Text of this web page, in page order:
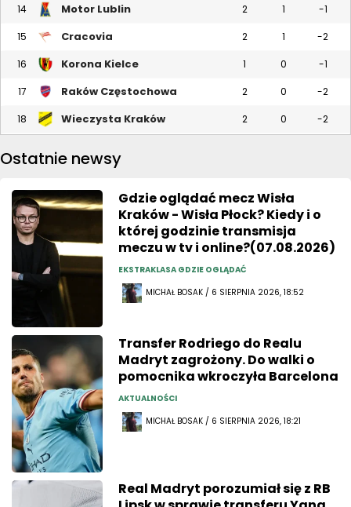
14 Motor Lublin 2 1 -1
15 Cracovia 2 1 -2
16 Korona Kielce 1 0 -1
17 Raków Częstochowa 2 0 -2
18 Wieczysta Kraków 2 0 -2
Ostatnie newsy
Gdzie oglądać mecz Wisła
Kraków - Wisła Płock? Kiedy i o
której godzinie transmisja
meczu w tv i online?(07.08.2026)
EKSTRAKLASA GDZIE OGLĄDAĆ
MICHAŁ BOSAK / 6 SIERPNIA 2026, 18:52
Transfer Rodriego do Realu
Madryt zagrożony. Do walki o
pomocnika wkroczyła Barcelona
AKTUALNOŚCI
MICHAŁ BOSAK / 6 SIERPNIA 2026, 18:21
Real Madryt porozumiał się z RB